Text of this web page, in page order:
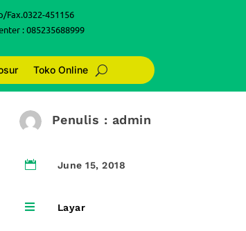
Fax.0322-451156
: 085235688999
Toko Online
Penulis : admin
 June 15, 2018
 Layar